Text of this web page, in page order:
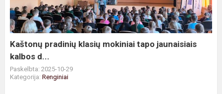
tapo
jaunaisiais
kalbos
d...
Kaštonų pradinių klasių mokiniai tapo jaunaisiais
kalbos d...
Paskelbta: 2025-10-29
Kategorija: Renginiai